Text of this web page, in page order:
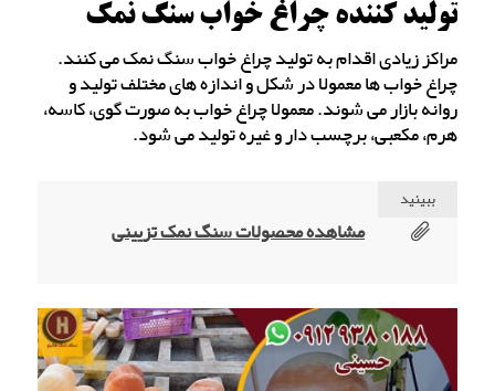
تولید کننده چراغ خواب سنگ نمک
مراکز زیادی اقدام به تولید چراغ خواب سنگ نمک می کنند.
چراغ خواب ها معمولا در شکل و اندازه های مختلف تولید و
روانه بازار می شوند. معمولا چراغ خواب به صورت گوی، کاسه،
هرم، مکعبی، برچسب دار و غیره تولید می شود.
ببینید
مشاهده محصولات سنگ نمک تزیینی